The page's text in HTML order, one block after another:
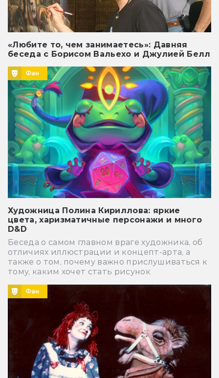
«Любите то, чем занимаетесь»: Давняя
беседа с Борисом Вальехо и Джулией Белл
Фан
Художница Полина Кириллова: яркие
цвета, харизматичные персонажи и много
D&D
Беседа о самом главном враге художника, об
отличиях иллюстрации и концепт-арта, а
также о том, почему важно прислушиваться к
тому, каким хочет стать рисунок
Фан